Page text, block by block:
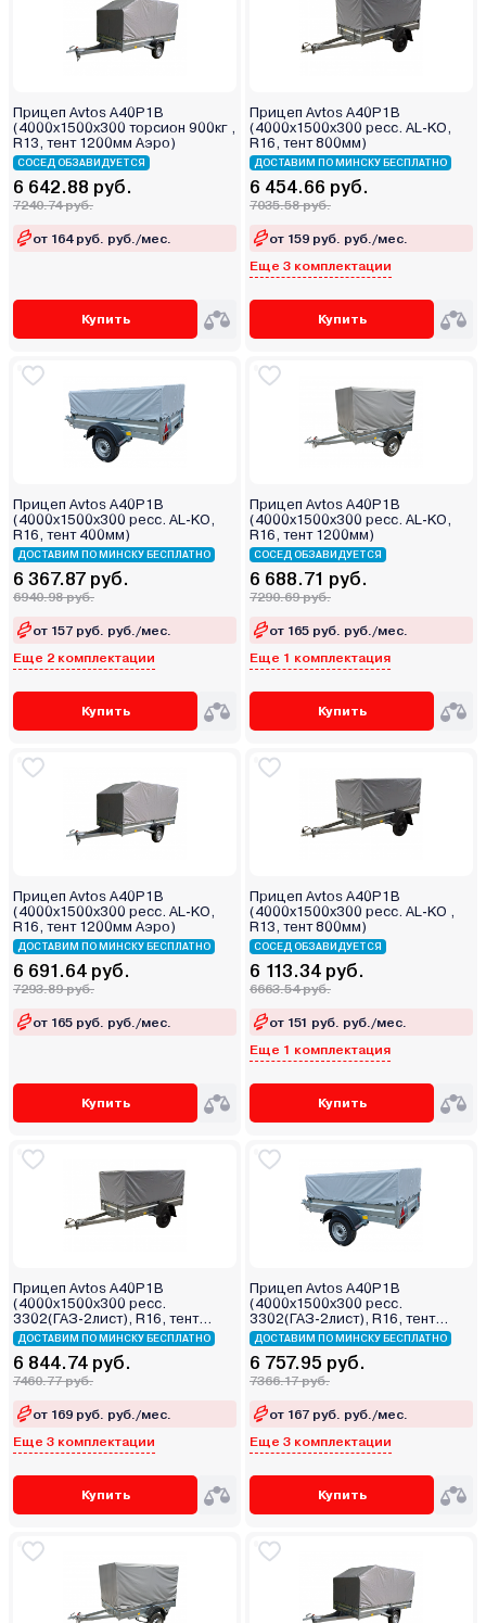
Прицеп Avtos A40P1B
(4000х1500х300 торсион 900кг ,
R13, тент 1200мм Аэро)
СОСЕД ОБЗАВИДУЕТСЯ
6 642.88 руб.
7240.74 руб.
от 164 руб. руб./мес.
Купить
Прицеп Avtos A40P1B
(4000х1500х300 ресс. AL-KO,
R16, тент 800мм)
ДОСТАВИМ ПО МИНСКУ БЕСПЛАТНО
6 454.66 руб.
7035.58 руб.
от 159 руб. руб./мес.
Еще 3 комплектации
Купить
Прицеп Avtos A40P1B
(4000х1500х300 ресс. AL-KO,
R16, тент 400мм)
ДОСТАВИМ ПО МИНСКУ БЕСПЛАТНО
6 367.87 руб.
6940.98 руб.
от 157 руб. руб./мес.
Еще 2 комплектации
Купить
Прицеп Avtos A40P1B
(4000х1500х300 ресс. AL-KO,
R16, тент 1200мм)
СОСЕД ОБЗАВИДУЕТСЯ
6 688.71 руб.
7290.69 руб.
от 165 руб. руб./мес.
Еще 1 комплектация
Купить
Прицеп Avtos A40P1B
(4000х1500х300 ресс. AL-KO,
R16, тент 1200мм Аэро)
ДОСТАВИМ ПО МИНСКУ БЕСПЛАТНО
6 691.64 руб.
7293.89 руб.
от 165 руб. руб./мес.
Купить
Прицеп Avtos A40P1B
(4000х1500х300 ресс. AL-KO ,
R13, тент 800мм)
СОСЕД ОБЗАВИДУЕТСЯ
6 113.34 руб.
6663.54 руб.
от 151 руб. руб./мес.
Еще 1 комплектация
Купить
Прицеп Avtos A40P1B
(4000х1500х300 ресс.
3302(ГАЗ-2лист), R16, тент
800мм)
ДОСТАВИМ ПО МИНСКУ БЕСПЛАТНО
6 844.74 руб.
7460.77 руб.
от 169 руб. руб./мес.
Еще 3 комплектации
Купить
Прицеп Avtos A40P1B
(4000х1500х300 ресс.
3302(ГАЗ-2лист), R16, тент
400мм)
ДОСТАВИМ ПО МИНСКУ БЕСПЛАТНО
6 757.95 руб.
7366.17 руб.
от 167 руб. руб./мес.
Еще 3 комплектации
Купить